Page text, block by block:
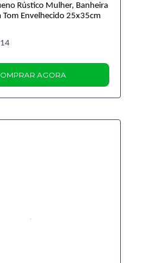
Rústico Mulher, Banheira
Tom Envelhecido 25x35cm
AGORA